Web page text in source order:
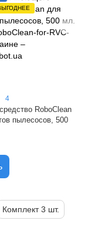
4
RoboClean
пылесосов, 500
Комплект 3 шт.